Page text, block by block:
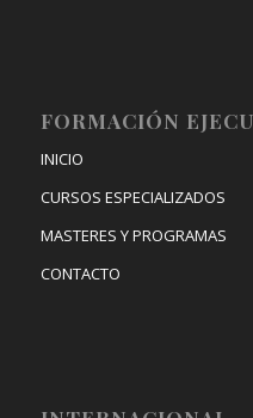
FORMACIÓN
INICIO
CURSOS ESPECIALIZADOS
MASTERES Y PROGRAMAS
CONTACTO